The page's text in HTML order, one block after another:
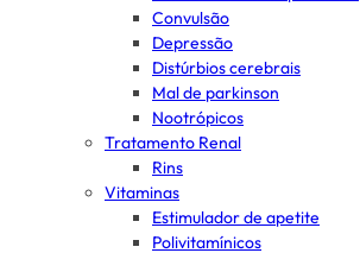
Convulsão
Depressão
Distúrbios cerebrais
Mal de parkinson
Nootrópicos
Tratamento Renal
Rins
Vitaminas
Estimulador de apetite
Polivitamínicos